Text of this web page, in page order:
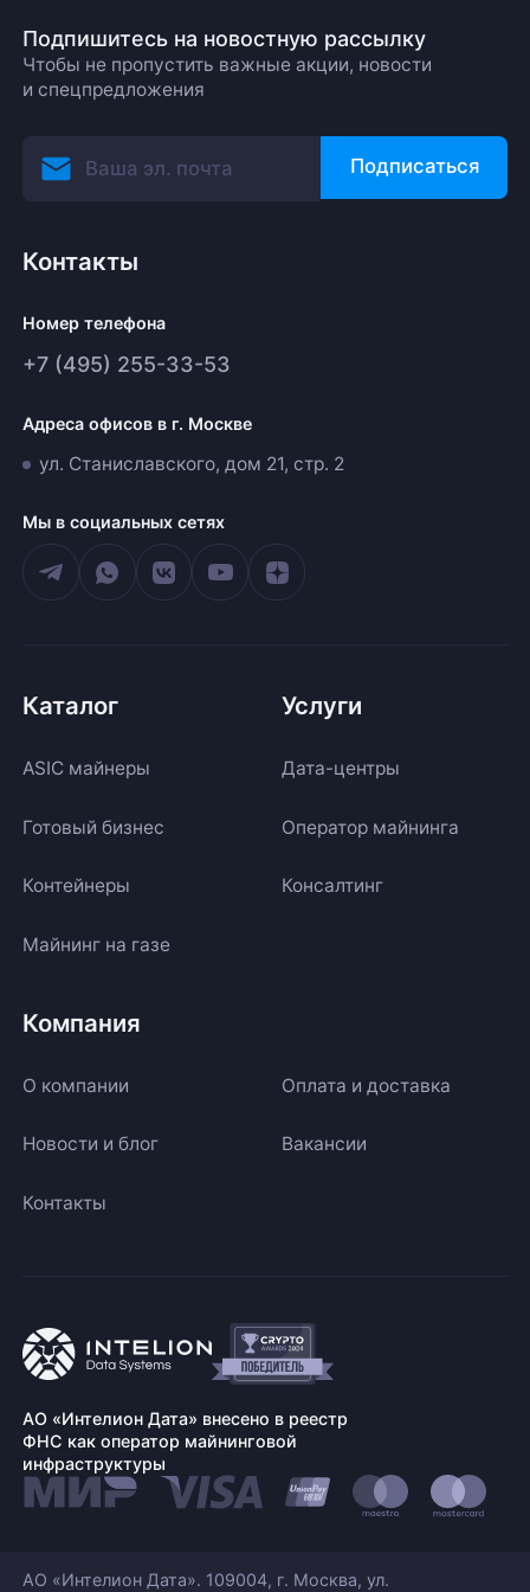
Подпишитесь на новостную рассылку
Чтобы не пропустить важные акции, новости
и спецпредложения
Подписаться
Контакты
Номер телефона
+7 (495) 255-33-53
Адреса офисов в г. Москве
ул. Станиславского, дом 21, стр. 2
Мы в социальных сетях
Каталог
ASIC майнеры
Готовый бизнес
Контейнеры
Майнинг на газе
Услуги
Дата-центры
Оператор майнинга
Консалтинг
Компания
О компании Оплата и доставка
Новости и блог Вакансии
Контакты
АО «Интелион Дата» внесено в реестр
ФНС как оператор майнинговой
инфраструктуры
АО «Интелион Дата». 109004, г. Москва, ул.